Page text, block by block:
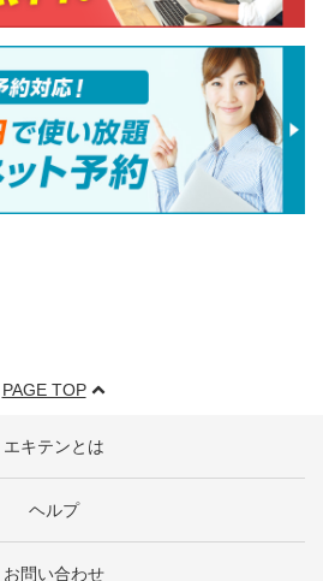
PAGE TOP
エキテンとは
ヘルプ
お問い合わせ